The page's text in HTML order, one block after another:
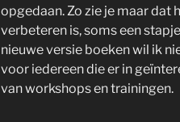
opgedaan. Zo zie je maar dat
verbeteren is, soms een
nieuwe versie boeken wil ik
voor iedereen die er in
van workshops en trainingen.